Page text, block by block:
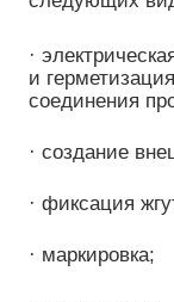
·
и
соединения
· создание
· фиксация
· маркировка;